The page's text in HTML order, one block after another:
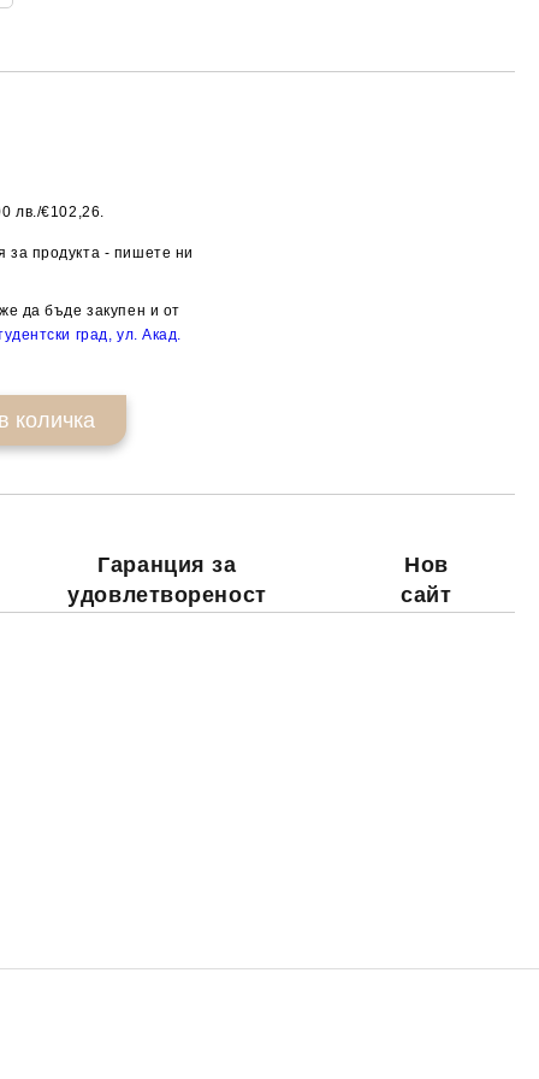
лв./€102,26.
продукта - пишете ни
да бъде закупен и от
град, ул. Акад.
Гаранция за
удовлетвореност
Нов
сайт